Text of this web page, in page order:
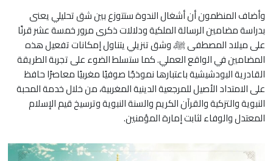
وأضاف المنظمون أن أشغال الندوة ستتوزع بين شق تحليلي يعنى
بدراسة مضامين الرسالة الملكية ودلالات ذكرى مرور خمسة عشر قرنًا
على ميلاد المصطفى ﷺ، وشق تنزيلي يتناول إمكانات تفعيل هذه
المضامين في الواقع العملي. كما ستسلط الضوء على تجربة الطريقة
القادرية البودشيشية باعتبارها نموذجًا صوفيًا مغربيًا معاصرًا حافظ
على الامتداد الأصيل للمرجعية الدينية المغربية، من خلال خدمة المحبة
النبوية والتزكية والقرآن الكريم والسنة النبوية وترسيخ قيم الإسلام
المعتدل والوفاء لثابت إمارة المؤمنين.